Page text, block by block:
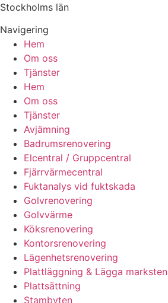
Stockholms län
Navigering
Hem
Om oss
Tjänster
Hem
Om oss
Tjänster
Avjämning
Badrumsrenovering
Elcentral / Gruppcentral
Fjärrvärmecentral
Fuktanalys vid fuktskada
Golvrenovering
Golvvärme
Köksrenovering
Kontorsrenovering
Lägenhetsrenovering
Plattläggning & Lägga marksten
Plattsättning
Stambyten